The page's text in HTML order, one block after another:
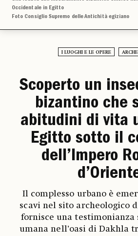
Occidentale in Egitto
Foto Consiglio Supremo delle Antichità egiziano
I LUOGHI E LE OPERE
Scoperto un
bizantino che
abitudini di vita
Egitto sotto il
dell’Impero
Il complesso urbano è
scavi nel sito archeologico
fornisce una testimonianza
umana nell’oasi di Dakhla